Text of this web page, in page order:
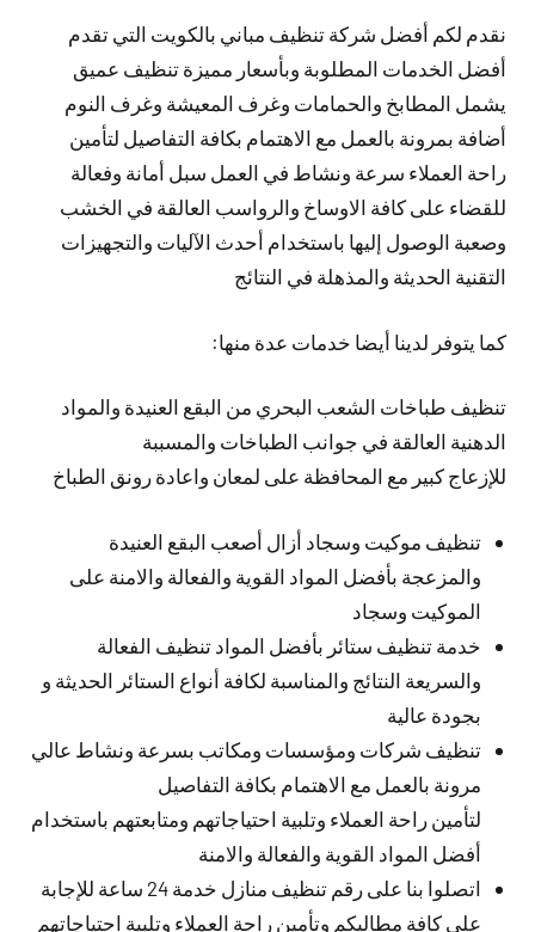
نقدم لكم أفضل شركة تنظيف مباني بالكويت التي تقدم
أفضل الخدمات المطلوبة وبأسعار مميزة تنظيف عميق
يشمل المطابخ والحمامات وغرف المعيشة وغرف النوم
أضافة بمرونة بالعمل مع الاهتمام بكافة التفاصيل لتأمين
راحة العملاء سرعة ونشاط في العمل سبل أمانة وفعالة
للقضاء على كافة الاوساخ والرواسب العالقة في الخشب
وصعبة الوصول إليها باستخدام أحدث الآليات والتجهيزات
التقنية الحديثة والمذهلة في النتائج
كما يتوفر لدينا أيضا خدمات عدة منها:
تنظيف طباخات الشعب البحري من البقع العنيدة والمواد
الدهنية العالقة في جوانب الطباخات والمسببة
للإزعاج كبير مع المحافظة على لمعان واعادة رونق الطباخ
تنظيف موكيت وسجاد أزال أصعب البقع العنيدة
والمزعجة بأفضل المواد القوية والفعالة والامنة على
الموكيت وسجاد
خدمة تنظيف ستائر بأفضل المواد تنظيف الفعالة
والسريعة النتائج والمناسبة لكافة أنواع الستائر الحديثة و
بجودة عالية
تنظيف شركات ومؤسسات ومكاتب بسرعة ونشاط عالي
مرونة بالعمل مع الاهتمام بكافة التفاصيل
لتأمين راحة العملاء وتلبية احتياجاتهم ومتابعتهم باستخدام
أفضل المواد القوية والفعالة والامنة
اتصلوا بنا على رقم تنظيف منازل خدمة 24 ساعة للإجابة
على كافة مطالبكم وتأمين راحة العملاء وتلبية احتياجاتهم